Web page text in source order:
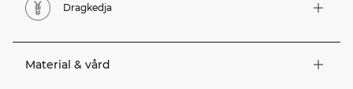
Dragkedja
Material & vård